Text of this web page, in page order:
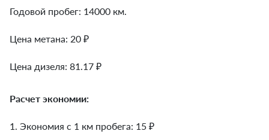
Годовой пробег: 14000 км.
Цена метана: 20 ₽
Цена дизеля: 81.17 ₽
Расчет экономии:
1. Экономия с 1 км пробега: 15 ₽